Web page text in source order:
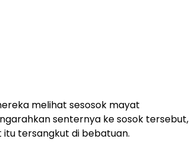
melihat sesosok mayat
senternya ke sosok tersebut,
tersangkut di bebatuan.